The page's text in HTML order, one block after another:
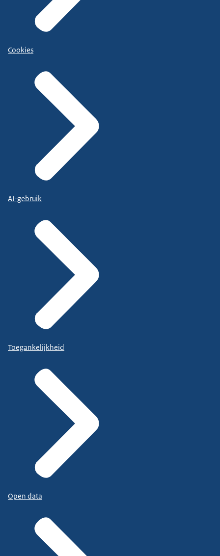
Cookies
AI-gebruik
Toegankelijkheid
Open data